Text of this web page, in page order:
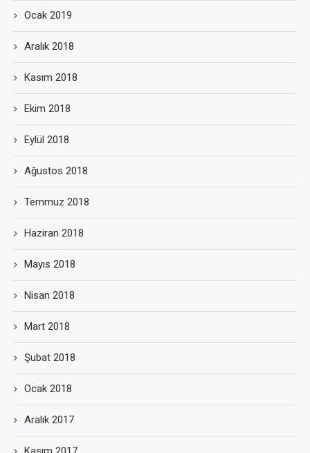
Ocak 2019
Aralık 2018
Kasım 2018
Ekim 2018
Eylül 2018
Ağustos 2018
Temmuz 2018
Haziran 2018
Mayıs 2018
Nisan 2018
Mart 2018
Şubat 2018
Ocak 2018
Aralık 2017